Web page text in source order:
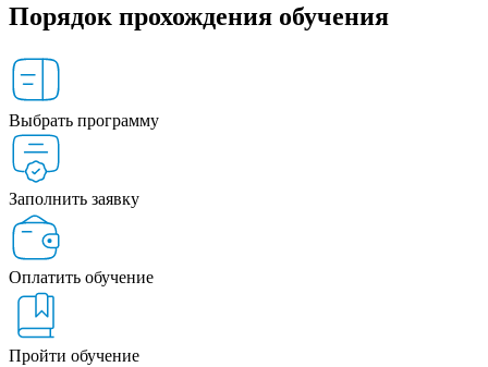
Порядок прохождения обучения
Выбрать программу
Заполнить заявку
Оплатить обучение
Пройти обучение